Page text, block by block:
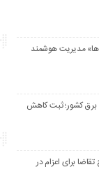
مدیریت هوشمند
کشور؛ ثبت کاهش
تقاضا برای اعزام در